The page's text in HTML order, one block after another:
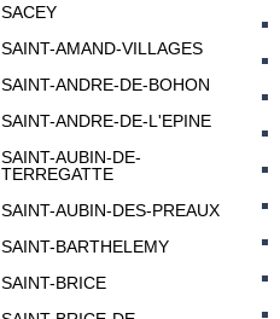
SACEY
SAINT-AMAND-VILLAGES
SAINT-ANDRE-DE-BOHON
SAINT-ANDRE-DE-L'EPINE
SAINT-AUBIN-DE-
TERREGATTE
SAINT-AUBIN-DES-PREAUX
SAINT-BARTHELEMY
SAINT-BRICE